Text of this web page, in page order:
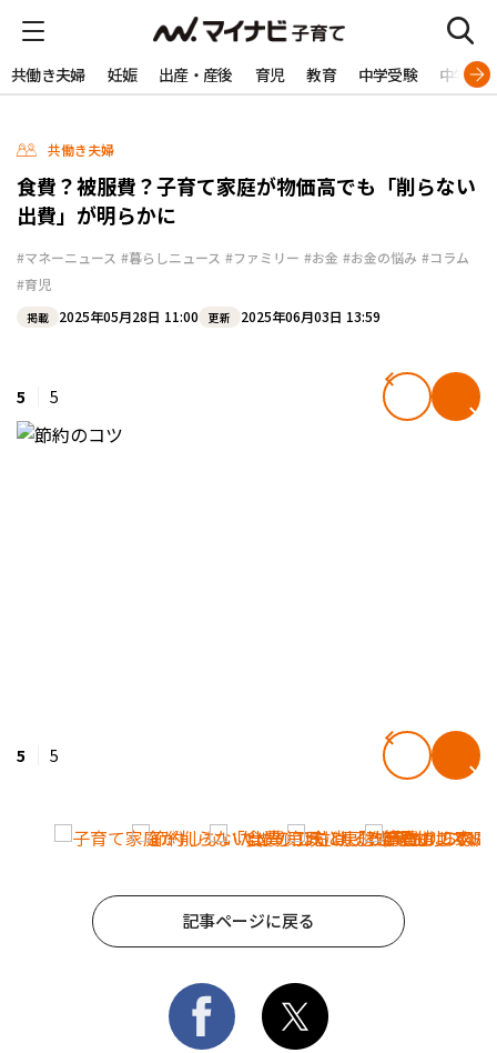
共働き夫婦 妊娠 出産・産後 育児 教育 中学受験 中学生
共働き夫婦
食費？被服費？子育て家庭が物価高でも「削らない
出費」が明らかに
#マネーニュース #暮らしニュース #ファミリー #お金 #お金の悩み #コラム
#育児
掲載 2025年05月28日 11:00 更新 2025年06月03日 13:59
5 5
5 5
記事ページに戻る